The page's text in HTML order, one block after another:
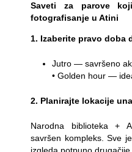
Saveti za parove
fotografisanje u Atini
1. Izaberite pravo doba
Jutro — savršeno
• Golden hour —
2. Planirajte lokacije
Narodna biblioteka +
savršen kompleks. Sve